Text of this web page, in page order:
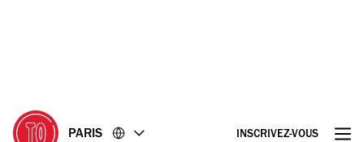
PARIS INSCRIVEZ-VOUS